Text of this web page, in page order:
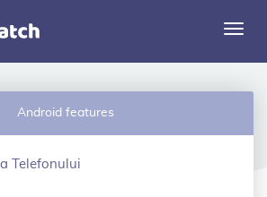
Caracteristici
Autentificare
Android features
Telefonului